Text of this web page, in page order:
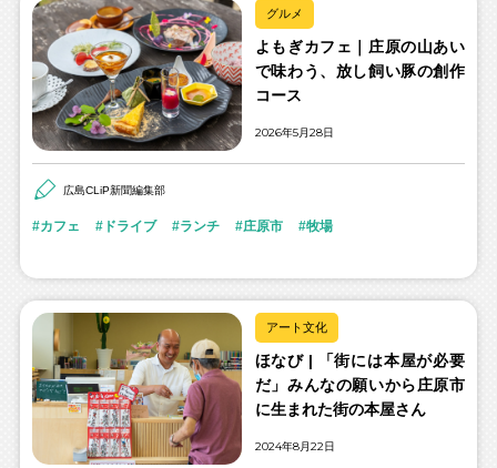
グルメ
よもぎカフェ｜庄原の山あい
で味わう、放し飼い豚の創作
コース
2026年5月28日
広島CLiP新聞編集部
カフェ ドライブ ランチ 庄原市 牧場
アート文化
ほなび | 「街には本屋が必要
だ」みんなの願いから庄原市
に生まれた街の本屋さん
2024年8月22日